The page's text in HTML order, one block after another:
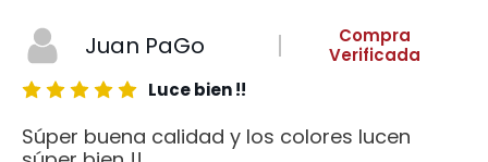
Juan PaGo
Compra
Verificada
Luce bien !!
Súper buena calidad y los colores lucen